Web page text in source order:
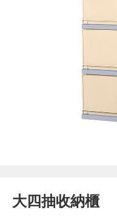
大四抽收納櫃